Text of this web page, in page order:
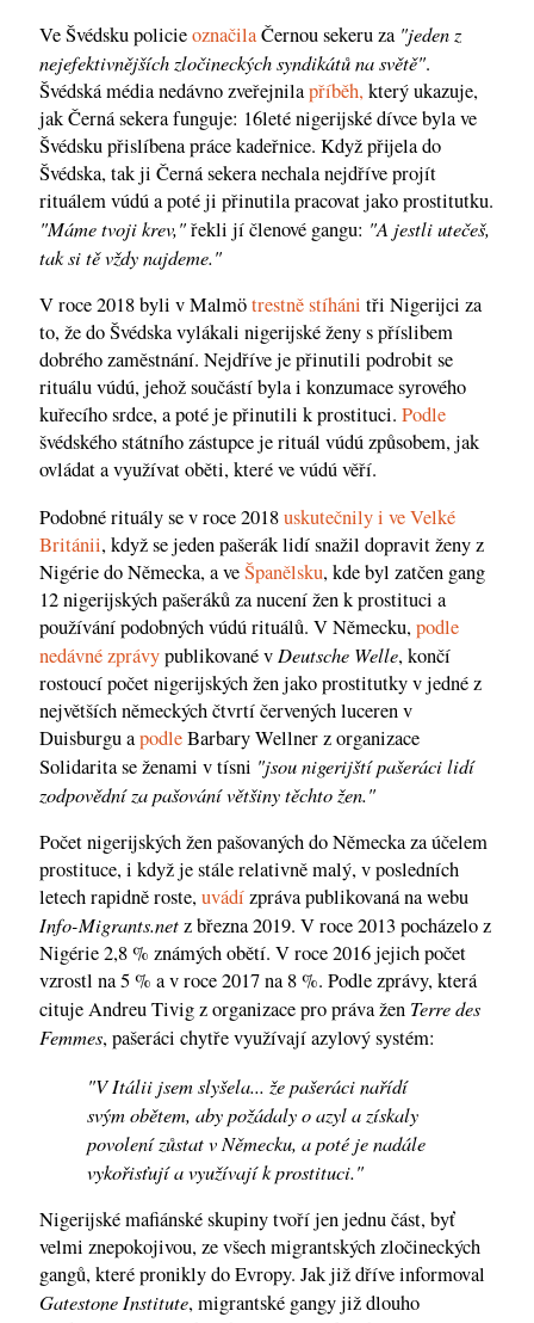
Ve Švédsku policieoznačilaČernou sekeru za "jeden z
nejefektivnějších zločineckých syndikátů na světě".
Švédská média nedávno zveřejnilapříběh, který ukazuje,
jak Černá sekera funguje: 16leté nigerijské dívce byla ve
Švédsku přislíbena práce kadeřnice. Když přijela do
Švédska, tak ji Černá sekera nechala nejdříve projít
rituálem vúdú a poté ji přinutila pracovat jako prostitutku.
"Máme tvoji krev,"řekli jí členové gangu: "A jestli utečeš,
tak si tě vždy najdeme."
V roce 2018 byli v Malmötrestně stíháni tři Nigerijci za
to, že do Švédska vylákali nigerijské ženy s příslibem
dobrého zaměstnání. Nejdříve je přinutili podrobit se
rituálu vúdú, jehož součástí byla i konzumace syrového
kuřecího srdce, a poté je přinutili k prostituci. Podle
švédského státního zástupce je rituál vúdú způsobem, jak
ovládat a využívat oběti, které ve vúdú věří.
Podobné rituály se v roce 2018uskutečnily i ve Velké
Británii, když se jeden pašerák lidí snažil dopravit ženy z
Nigérie do Německa, a veŠpanělsku, kde byl zatčen gang
12 nigerijských pašeráků za nucení žen k prostituci a
používání podobných vúdú rituálů. V Německu,podle
nedávné zprávypublikované v Deutsche Welle, končí
rostoucí počet nigerijských žen jako prostitutky v jedné z
největších německých čtvrtí červených luceren v
Duisburgu apodleBarbary Wellner z organizace
Solidarita se ženami v tísni "jsou nigerijští pašeráci lidí
zodpovědní za pašování většiny těchto žen."
Počet nigerijských žen pašovaných do Německa za účelem
prostituce, i když je stále relativně malý, v posledních
letech rapidně roste,uvádízpráva publikovaná na webu
Info-Migrants.netz března 2019. V roce 2013 pocházelo z
Nigérie 2,8 % známých obětí. V roce 2016 jejich počet
vzrostl na 5 % a v roce 2017 na 8 %. Podle zprávy, která
cituje Andreu Tivig z organizace pro práva žen Terre des
Femmes, pašeráci chytře využívají azylový systém:
"V Itálii jsem slyšela... že pašeráci nařídí
svým obětem, aby požádaly o azyl a získaly
povolení zůstat v Německu, a poté je nadále
vykořisťují a využívají k prostituci."
Nigerijské mafiánské skupiny tvoří jen jednu část, byť
velmi znepokojivou, ze všech migrantských zločineckých
gangů, které pronikly do Evropy. Jak již dříve informoval
Gatestone Institute, migrantské gangy již dlouho